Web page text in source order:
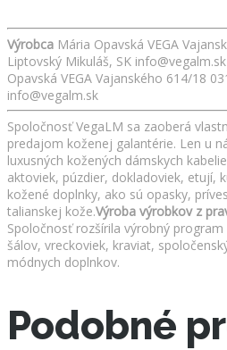
Výrobca Mária Opavská VEGA
Liptovský Mikuláš, SK info@vegalm.sk
Opavská VEGA Vajanského 614/18
info@vegalm.sk
Spoločnosť VegaLM sa zaoberá
predajom koženej galantérie. Len u
luxusných kožených dámskych
aktoviek, púzdier, dokladoviek, etují,
kožené doplnky, ako sú opasky,
talianskej kože.Výroba výrobkov z
Spoločnosť rozšírila výrobný
šálov, vreckoviek, kraviat,
módnych doplnkov.
Podobné